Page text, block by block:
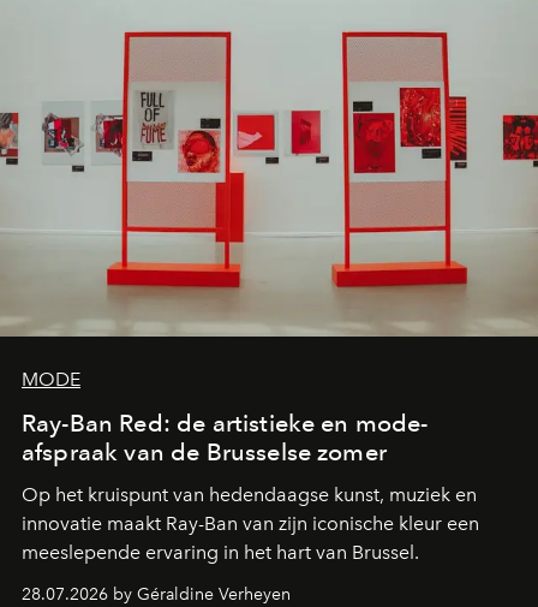
MODE
Ray-Ban Red: de artistieke en mode-
afspraak van de Brusselse zomer
Op het kruispunt van hedendaagse kunst, muziek en
innovatie maakt Ray-Ban van zijn iconische kleur een
meeslepende ervaring in het hart van Brussel.
28.07.2026 by Géraldine Verheyen